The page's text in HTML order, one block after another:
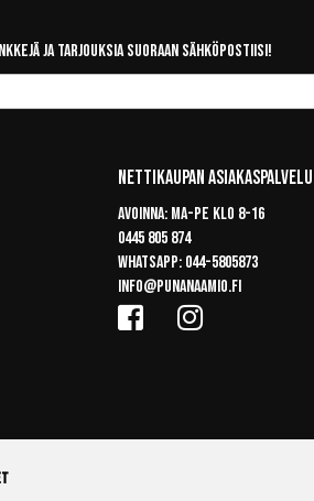
ja tarjouksia suoraan sähköpostiisi!
Nettikaupan Asiakaspalvelu
Avoinna: Ma-pe klo 8-16
0445 805 874
Whatsapp: 044-5805873
info@punanaamio.fi